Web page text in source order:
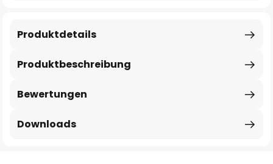
Produktbeschreibung
Produktdetails
Bewertungen
Downloads